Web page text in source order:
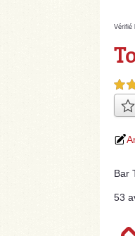
Vérifié
4,5
Bar
53